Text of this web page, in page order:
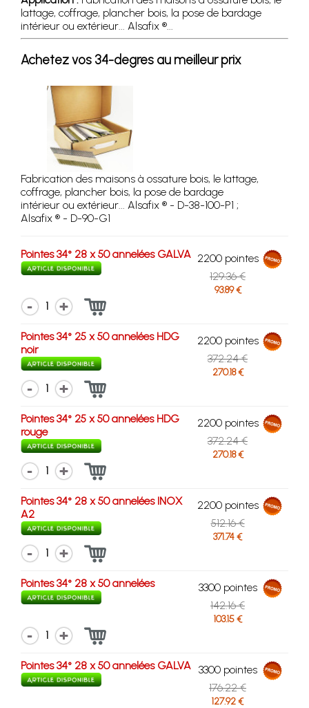
lattage, coffrage, plancher bois, la pose de bardage
intérieur ou extérieur... Alsafix ®...
Achetez vos 34-degres au meilleur prix
Fabrication des maisons à ossature bois, le lattage,
coffrage, plancher bois, la pose de bardage
intérieur ou extérieur... Alsafix ® - D-38-100-P1 ;
Alsafix ® - D-90-G1
Pointes 34° 28 x 50 annelées GALVA 2200 pointes
129.36 €
93.89 €
1
Pointes 34° 25 x 50 annelées HDG
noir
2200 pointes
372.24 €
270.18 €
1
Pointes 34° 25 x 50 annelées HDG
rouge
2200 pointes
372.24 €
270.18 €
1
Pointes 34° 28 x 50 annelées INOX
A2
2200 pointes
512.16 €
371.74 €
1
Pointes 34° 28 x 50 annelées
3300 pointes
142.16 €
103.15 €
1
Pointes 34° 28 x 50 annelées GALVA 3300 pointes
176.22 €
127.92 €